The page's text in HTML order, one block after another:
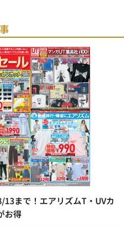
13まで！エアリズムT・UVカ
お得